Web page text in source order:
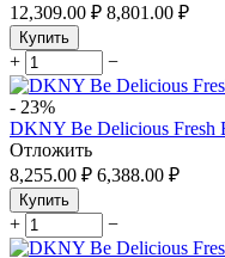
12,309.00 ₽ 8,801.00 ₽
Купить
+ −
- 23%
DKNY Be Delicious Fresh
Отложить
8,255.00 ₽ 6,388.00 ₽
Купить
+ −